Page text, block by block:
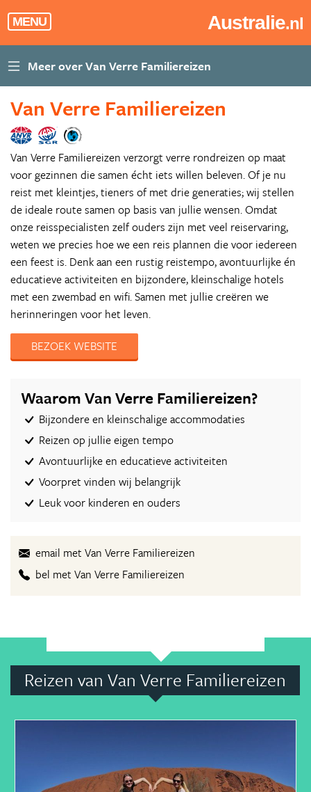
MENU Australie.nl
Van Verre Familiereizen
Van Verre Familiereizen verzorgt verre rondreizen op maat
voor gezinnen die samen écht iets willen beleven. Of je nu
reist met kleintjes, tieners of met drie generaties; wij stellen
de ideale route samen op basis van jullie wensen. Omdat
onze reisspecialisten zelf ouders zijn met veel reiservaring,
weten we precies hoe we een reis plannen die voor iedereen
een feest is. Denk aan een rustig reistempo, avontuurlijke én
educatieve activiteiten en bijzondere, kleinschalige hotels
met een zwembad en wifi. Samen met jullie creëren we
herinneringen voor het leven.
BEZOEK WEBSITE
Waarom Van Verre Familiereizen?
Bijzondere en kleinschalige accommodaties
Reizen op jullie eigen tempo
Avontuurlijke en educatieve activiteiten
Voorpret vinden wij belangrijk
Leuk voor kinderen en ouders
email met Van Verre Familiereizen
bel met Van Verre Familiereizen
Reizen van Van Verre Familiereizen